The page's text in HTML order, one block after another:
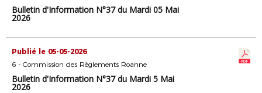
Bulletin d'Information N°37 du Mardi 05 Mai
2026
Publié le 05-05-2026
6 - Commission des Règlements Roanne
Bulletin d'Information N°37 du Mardi 5 Mai
2026